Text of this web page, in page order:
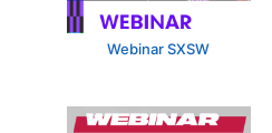
Webinar SXSW